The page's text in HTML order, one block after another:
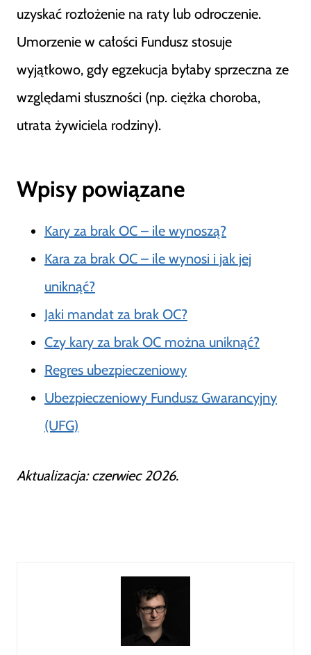
uzyskać rozłożenie na raty lub odroczenie.
Umorzenie w całości Fundusz stosuje
wyjątkowo, gdy egzekucja byłaby sprzeczna ze
względami słuszności (np. ciężka choroba,
utrata żywiciela rodziny).
Wpisy powiązane
Kary za brak OC – ile wynoszą?
Kara za brak OC – ile wynosi i jak jej
uniknąć?
Jaki mandat za brak OC?
Czy kary za brak OC można uniknąć?
Regres ubezpieczeniowy
Ubezpieczeniowy Fundusz Gwarancyjny
(UFG)
Aktualizacja: czerwiec 2026.